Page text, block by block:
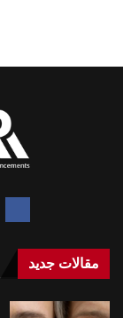
مقالات جدید